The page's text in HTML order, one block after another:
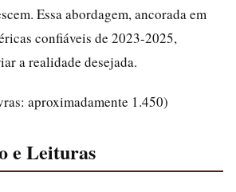
Essa abordagem, ancorada em
confiáveis de 2023-2025,
a realidade desejada.
aproximadamente 1.450)
e Leituras